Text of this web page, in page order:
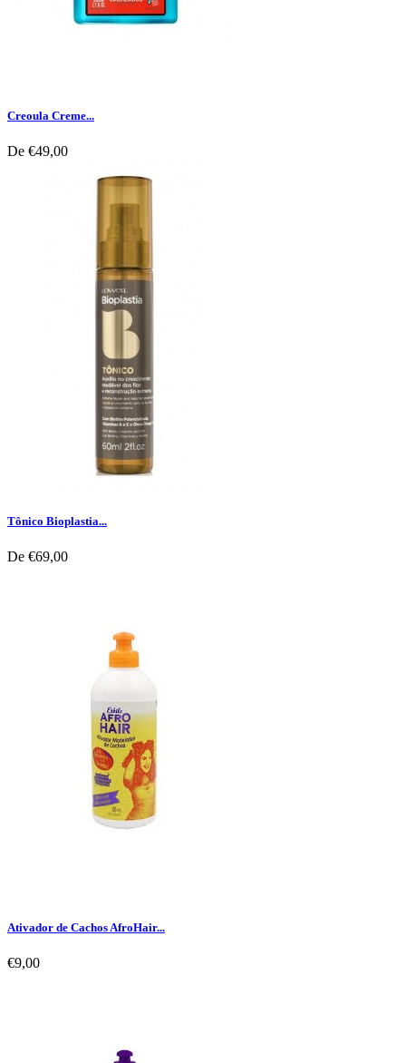
Creoula Creme...
De €49,00
Tônico Bioplastia...
De €69,00
Ativador de Cachos AfroHair...
€9,00